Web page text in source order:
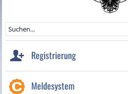
Registrierung
Meldesystem